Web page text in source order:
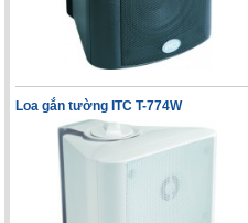
Loa gắn tường ITC T-774W